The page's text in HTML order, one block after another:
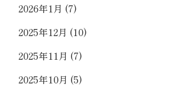
2026年1月 (7)
2025年12月 (10)
2025年11月 (7)
2025年10月 (5)